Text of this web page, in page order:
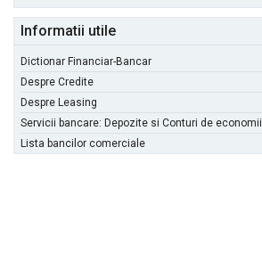
Informatii utile
Dictionar Financiar-Bancar
Despre Credite
Despre Leasing
Servicii bancare: Depozite si Conturi de economii
Lista bancilor comerciale